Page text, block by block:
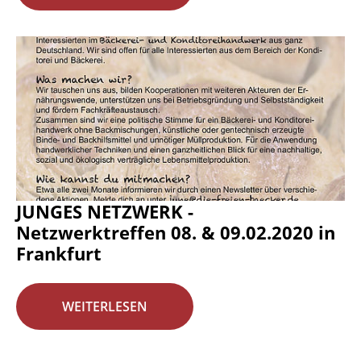
JUNGES NETZWERK -
Netzwerktreffen 08. & 09.02.2020 in
Frankfurt
WEITERLESEN